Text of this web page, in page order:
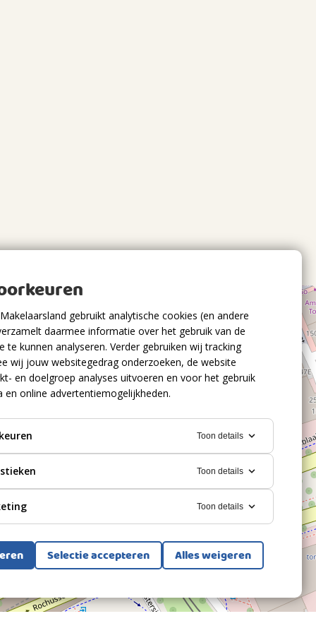
gebruikt analytische cookies (en andere
daarmee informatie over het gebruik van de
te kunnen analyseren. Verder gebruiken wij tracking
wij jouw websitegedrag onderzoeken, de website
en doelgroep analyses uitvoeren en voor het gebruik
en online advertentiemogelijkheden.
Toon details
Toon details
Toon details
Selectie accepteren Alles weigeren